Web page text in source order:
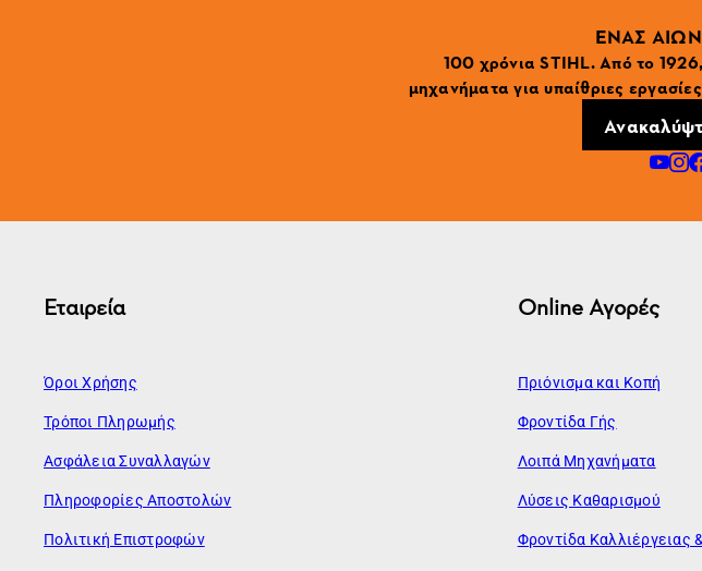
ΕΝΑΣ
100 χρόνια STIHL. Από το
μηχανήματα για υπαίθριες
Εταιρεία
Όροι Χρήσης
Τρόποι Πληρωμής
Ασφάλεια Συναλλαγών
Πληροφορίες Αποστολών
Πολιτική Επιστροφών
Online Αγορές
Πριόνισμα και Κοπή
Φροντίδα Γής
Λοιπά Μηχανήματα
Λύσεις Καθαρισμού
Φροντίδα Καλλιέργειας